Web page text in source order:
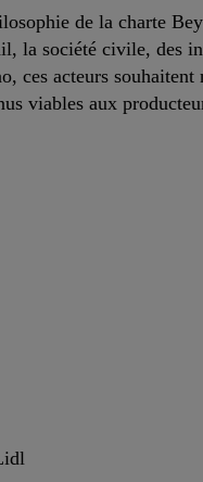
de la charte
la société civile, des
ces acteurs
viables aux